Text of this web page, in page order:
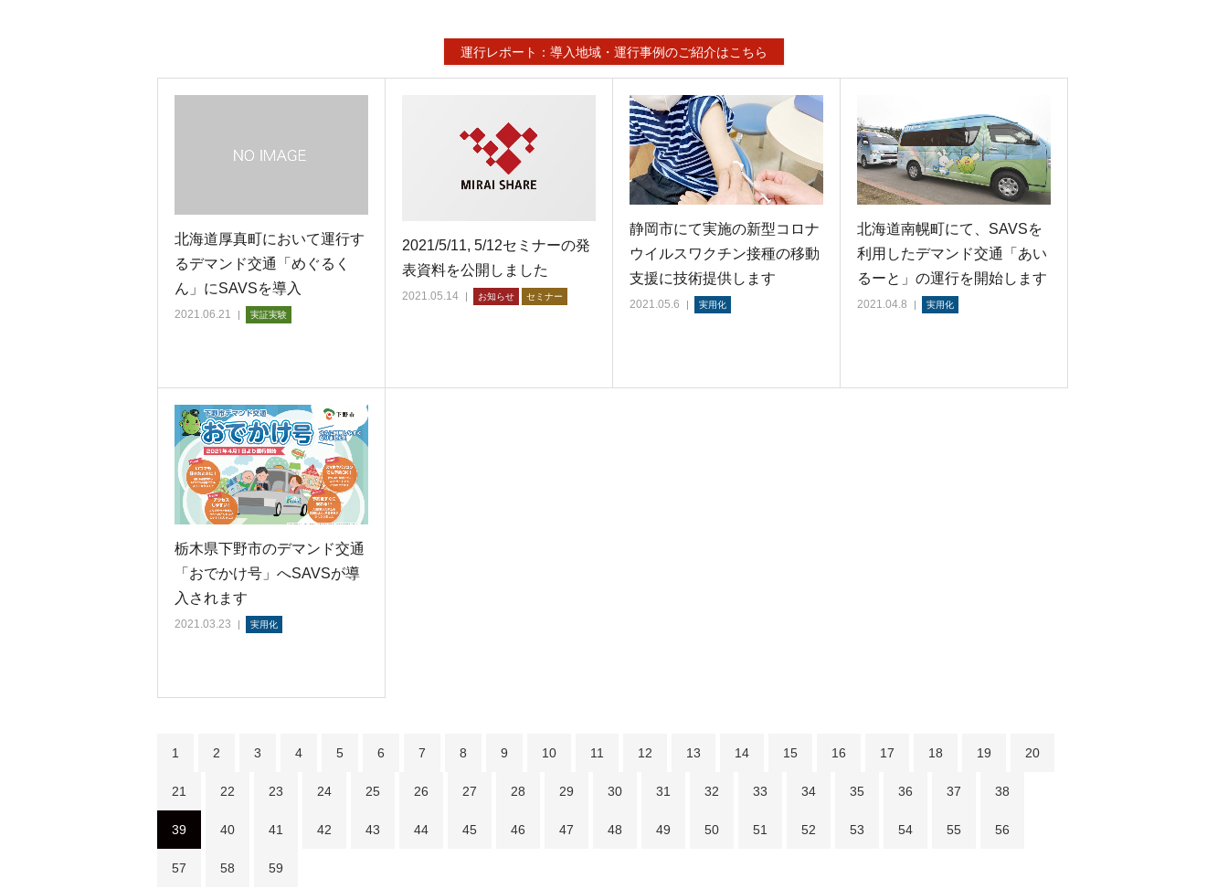
運行レポート：導入地域・運行事例のご紹介はこちら
北海道厚真町において運行す
るデマンド交通「めぐるく
ん」にSAVSを導入
2021.06.21 実証実験
2021/5/11, 5/12セミナーの発
表資料を公開しました
2021.05.14 お知らせ セミナー
静岡市にて実施の新型コロナ
ウイルスワクチン接種の移動
支援に技術提供します
2021.05.6 実用化
北海道南幌町にて、SAVSを
利用したデマンド交通「あい
るーと」の運行を開始します
2021.04.8 実用化
栃木県下野市のデマンド交通
「おでかけ号」へSAVSが導
入されます
2021.03.23 実用化
1 2 3 4 5 6 7 8 9 10 11 12 13 14 15 16 17 18 19 20
21 22 23 24 25 26 27 28 29 30 31 32 33 34 35 36 37 38
39 40 41 42 43 44 45 46 47 48 49 50 51 52 53 54 55 56
57 58 59